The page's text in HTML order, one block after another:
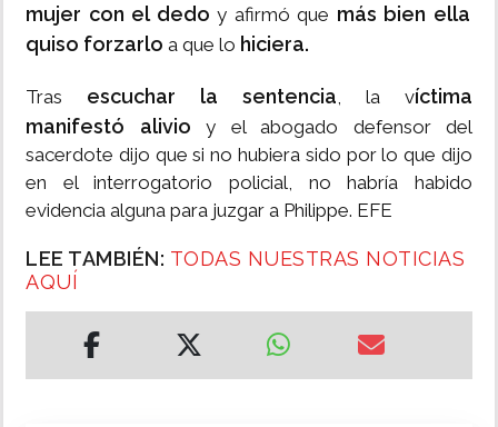
mujer con el dedo y afirmó que más bien ella
quiso forzarlo a que lo hiciera.
Tras escuchar la sentencia, la víctima
manifestó alivio y el abogado defensor del
sacerdote dijo que si no hubiera sido por lo que dijo
en el interrogatorio policial, no habría habido
evidencia alguna para juzgar a Philippe. EFE
LEE TAMBIÉN: TODAS NUESTRAS NOTICIAS
AQUÍ